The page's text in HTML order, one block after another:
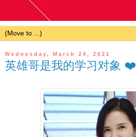
Wednesday, March 24, 2021
英雄哥是我的学习对象 ❤️